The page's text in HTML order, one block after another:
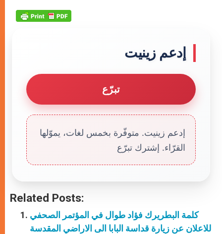
إدعم زينيت
تبرّع
إدعم زينيت. متوفّرة بخمس لغات، يموّلها
القرّاء. إشترك تبرّع
Related Posts:
كلمة البطريرك فؤاد طوال في المؤتمر الصحفي
للاعلان عن زيارة قداسة البابا الى الاراضي المقدسة